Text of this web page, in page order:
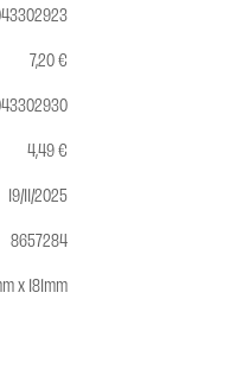
7,20 €
4,49 €
19/11/2025
8657284
x 181mm